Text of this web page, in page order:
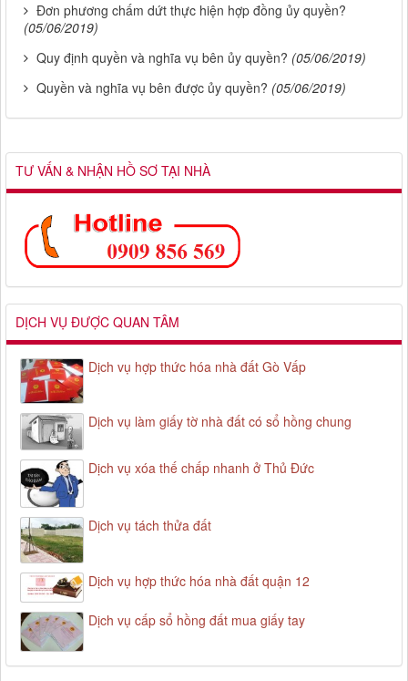
Đơn phương chấm dứt thực hiện hợp đồng ủy quyền?
(05/06/2019)
Quy định quyền và nghĩa vụ bên ủy quyền? (05/06/2019)
Quyền và nghĩa vụ bên được ủy quyền? (05/06/2019)
TƯ VẤN & NHẬN HỒ SƠ TẠI NHÀ
DỊCH VỤ ĐƯỢC QUAN TÂM
Dịch vụ hợp thức hóa nhà đất Gò Vấp
Dịch vụ làm giấy tờ nhà đất có sổ hồng chung
Dịch vụ xóa thế chấp nhanh ở Thủ Đức
Dịch vụ tách thửa đất
Dịch vụ hợp thức hóa nhà đất quận 12
Dịch vụ cấp sổ hồng đất mua giấy tay